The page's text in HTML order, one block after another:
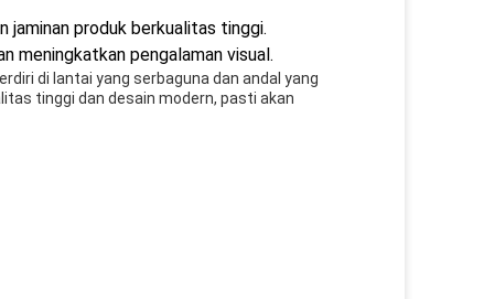
jaminan produk berkualitas tinggi.
meningkatkan pengalaman visual.
di lantai yang serbaguna dan andal yang
tinggi dan desain modern, pasti akan